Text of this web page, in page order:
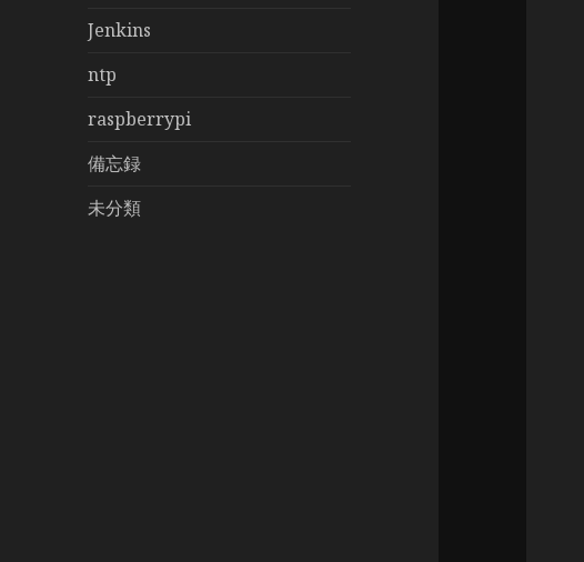
Jenkins
ntp
raspberrypi
備忘録
未分類